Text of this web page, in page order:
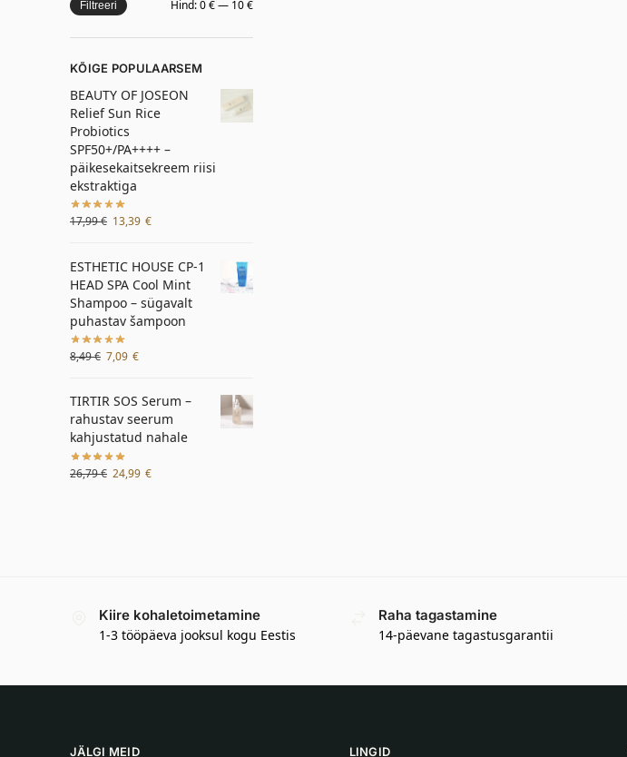
Filtreeri Hind:0 €— 10 €
KÕIGE POPULAARSEM
BEAUTY OF JOSEON
Relief Sun Rice
Probiotics
SPF50+/PA++++ –
päikesekaitsekreem riisi
ekstraktiga
17,99€ 13,39 €
ESTHETIC HOUSE CP-1
HEAD SPA Cool Mint
Shampoo – sügavalt
puhastav šampoon
8,49€ 7,09 €
TIRTIR SOS Serum –
rahustav seerum
kahjustatud nahale
26,79€ 24,99 €
Kiire kohaletoimetamine
1-3 tööpäeva jooksul kogu Eestis
Raha tagastamine
14-päevane tagastusgarantii
JÄLGI MEID LINGID